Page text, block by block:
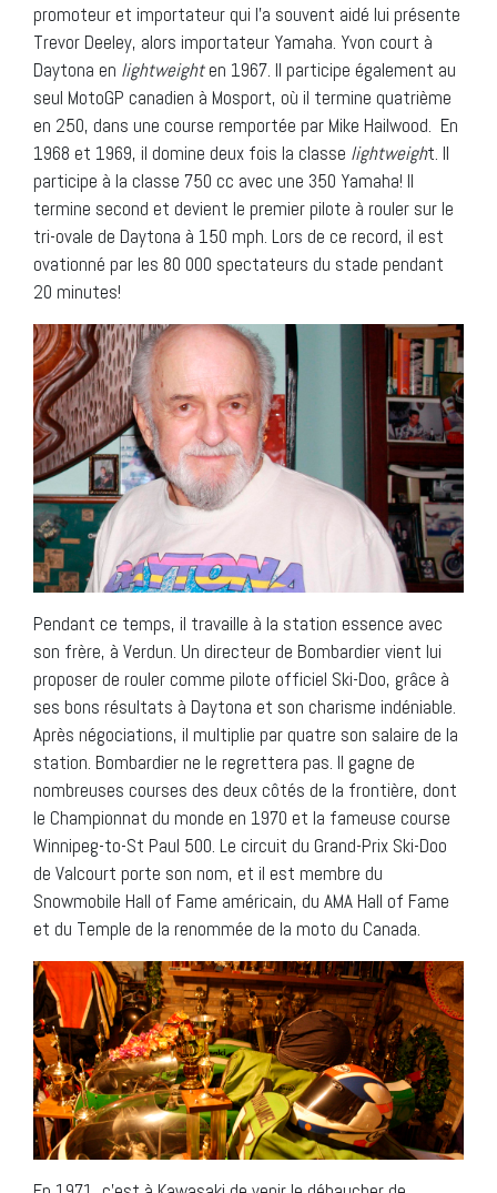
promoteur et importateur qui l’a souvent aidé lui présente
Trevor Deeley, alors importateur Yamaha. Yvon court à
Daytona en lightweighten 1967. Il participe également au
seul MotoGP canadien à Mosport, où il termine quatrième
en 250, dans une course remportée par Mike Hailwood. En
1968 et 1969, il domine deux fois la classe lightweight. Il
participe à la classe 750 cc avec une 350 Yamaha! Il
termine second et devient le premier pilote à rouler sur le
tri-ovale de Daytona à 150 mph. Lors de ce record, il est
ovationné par les 80 000 spectateurs du stade pendant
20 minutes!
Pendant ce temps, il travaille à la station essence avec
son frère, à Verdun. Un directeur de Bombardier vient lui
proposer de rouler comme pilote officiel Ski-Doo, grâce à
ses bons résultats à Daytona et son charisme indéniable.
Après négociations, il multiplie par quatre son salaire de la
station. Bombardier ne le regrettera pas. Il gagne de
nombreuses courses des deux côtés de la frontière, dont
le Championnat du monde en 1970 et la fameuse course
Winnipeg-to-St Paul 500. Le circuit du Grand-Prix Ski-Doo
de Valcourt porte son nom, et il est membre du
Snowmobile Hall of Fame américain, du AMA Hall of Fame
et du Temple de la renommée de la moto du Canada.